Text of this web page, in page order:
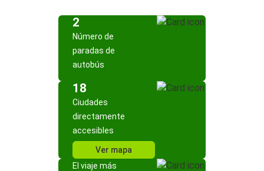
2
Número de
paradas de
autobús
18
Ciudades
directamente
accesibles
Ver mapa
El viaje más